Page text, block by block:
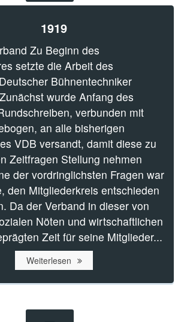
1919
Zu Beginn des
setzte die Arbeit des
Bühnentechniker
wurde Anfang des
verbunden mit
an alle bisherigen
VDB versandt, damit diese zu
Zeitfragen Stellung nehmen
der vordringlichsten Fragen war
den Mitgliederkreis entschieden
Da der Verband in dieser von
Nöten und wirtschaftlichen
Zeit für seine Mitglieder...
Weiterlesen